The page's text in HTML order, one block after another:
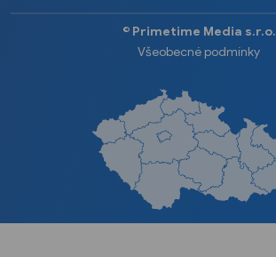
©️ Primetime Media s.r.o.
Všeobecné podmínky